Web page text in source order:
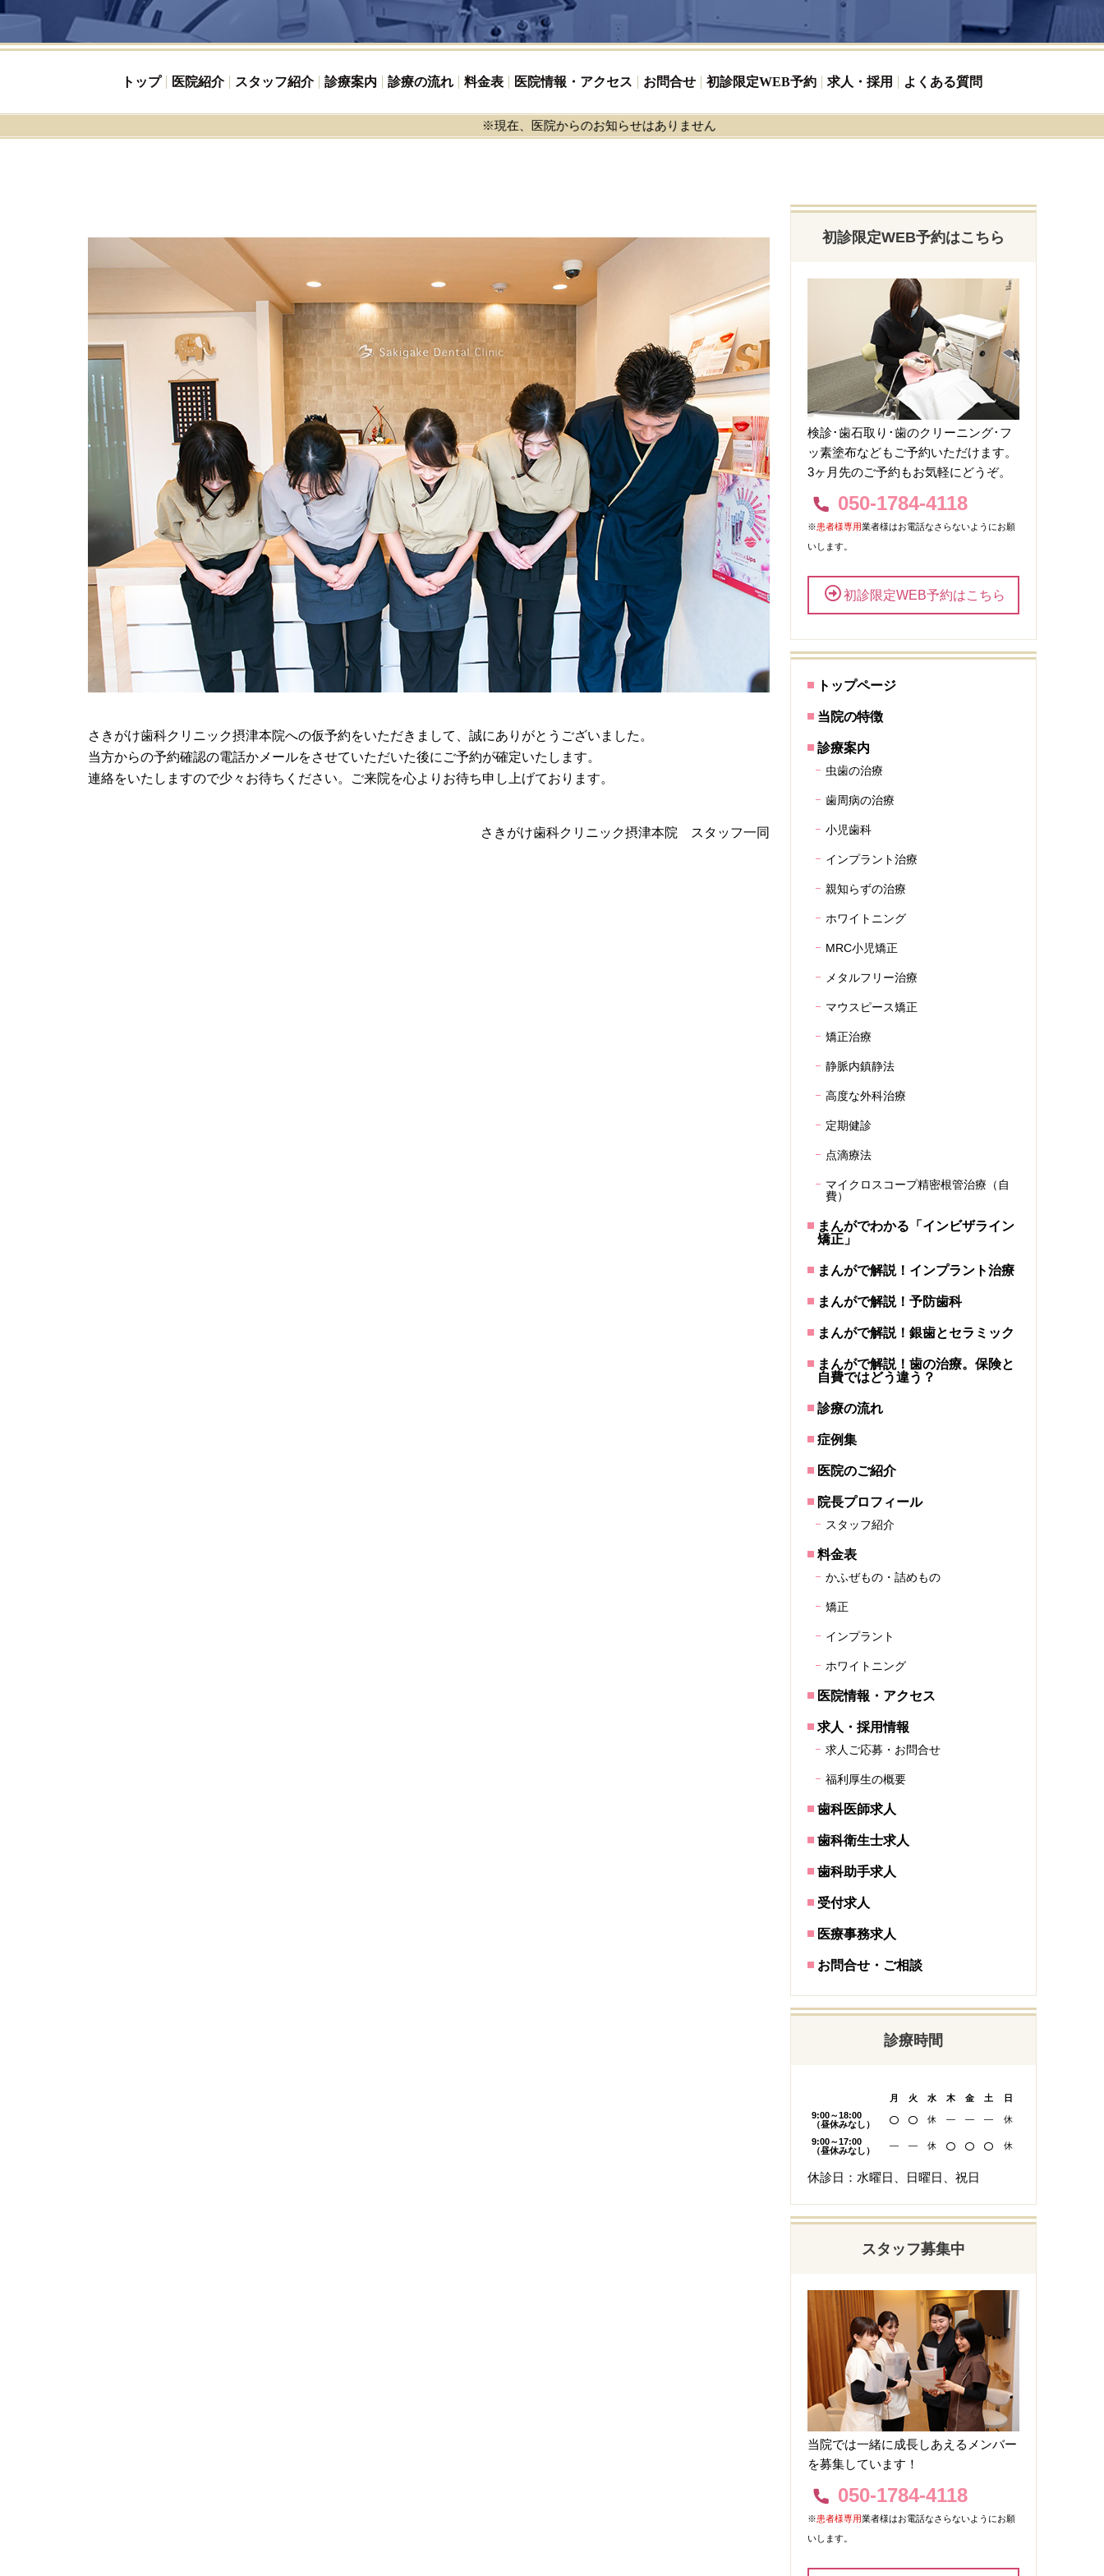
トップ 医院紹介 スタッフ紹介 診療案内 診療の流れ 料金表 医院情報・アクセス お問合せ 初診限定WEB予約 求人・採用 よくある質問
※現在、医院からのお知らせはありません
さきがけ歯科クリニック摂津本院への仮予約をいただきまして、誠にありがとうございました。
当方からの予約確認の電話かメールをさせていただいた後にご予約が確定いたします。
連絡をいたしますので少々お待ちください。ご来院を心よりお待ち申し上げております。
さきがけ歯科クリニック摂津本院 スタッフ一同
初診限定WEB予約はこちら
検診･歯石取り･歯のクリーニング･フ
ッ素塗布などもご予約いただけます。
3ヶ月先のご予約もお気軽にどうぞ。
050-1784-4118
※患者様専用業者様はお電話なさらないようにお願
いします。
初診限定WEB予約はこちら
トップページ
当院の特徴
診療案内
虫歯の治療
歯周病の治療
小児歯科
インプラント治療
親知らずの治療
ホワイトニング
MRC小児矯正
メタルフリー治療
マウスピース矯正
矯正治療
静脈内鎮静法
高度な外科治療
定期健診
点滴療法
マイクロスコープ精密根管治療（自
費）
まんがでわかる「インビザライン
矯正」
まんがで解説！インプラント治療
まんがで解説！予防歯科
まんがで解説！銀歯とセラミック
まんがで解説！歯の治療。保険と
自費ではどう違う？
診療の流れ
症例集
医院のご紹介
院長プロフィール
スタッフ紹介
料金表
かふぜもの・詰めもの
矯正
インプラント
ホワイトニング
医院情報・アクセス
求人・採用情報
求人ご応募・お問合せ
福利厚生の概要
歯科医師求人
歯科衛生士求人
歯科助手求人
受付求人
医療事務求人
お問合せ・ご相談
診療時間
月 火 水 木 金 土
日
9:00～18:00
（昼休みなし）
休 ― ― ― 休
9:00～17:00
（昼休みなし）
― ― 休 休
休診日：水曜日、日曜日、祝日
スタッフ募集中
当院では一緒に成長しあえるメンバー
を募集しています！
050-1784-4118
※患者様専用業者様はお電話なさらないようにお願
いします。